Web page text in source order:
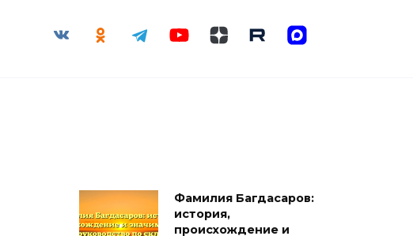
Фамилия Багдасаров:
история,
происхождение и